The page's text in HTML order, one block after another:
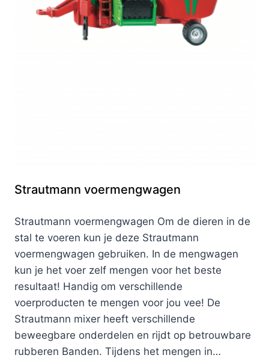
Strautmann voermengwagen
Strautmann voermengwagen Om de dieren in de
stal te voeren kun je deze Strautmann
voermengwagen gebruiken. In de mengwagen
kun je het voer zelf mengen voor het beste
resultaat! Handig om verschillende
voerproducten te mengen voor jou vee! De
Strautmann mixer heeft verschillende
beweegbare onderdelen en rijdt op betrouwbare
rubberen Banden. Tijdens het mengen in…